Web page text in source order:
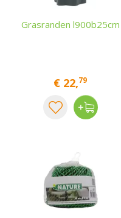
Grasranden l900b25cm
€ 22,79